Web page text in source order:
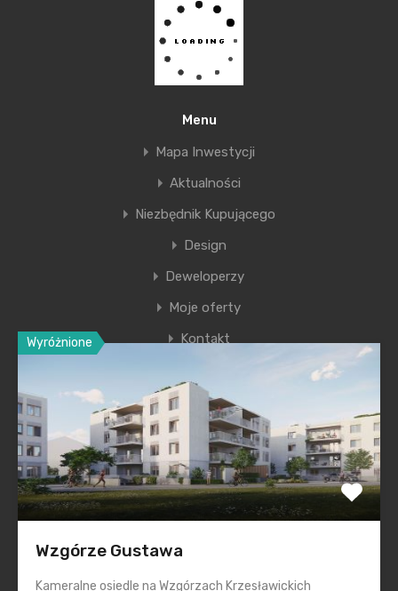
oprocentowanie kredytu ze stałą stopą. Jednak
w sytuacji gdy WIBOR zacznie rosnąć, może się
okazać, że jest to rozwiązanie tańsze i wygranymi
pozostaną ci klienci, którzy zdecydowali się na
Michał Krajkowski
NOTUS Finanse SA
Wyróżnione
Wzgórze Gustawa
Kameralne osiedle na Wzgórzach Krzesławickich
Menu
Mapa Inwestycji
Aktualności
Niezbędnik Kupującego
Design
Deweloperzy
Moje oferty
Kontakt
Ostatnie wpisy
Nowa era Filharmonii Krakowskiej
Premiera nowego etapu inwestycji Krakowskie
Przedmieście
Polska na inwestycyjnej mapie Europy świeci na zielono